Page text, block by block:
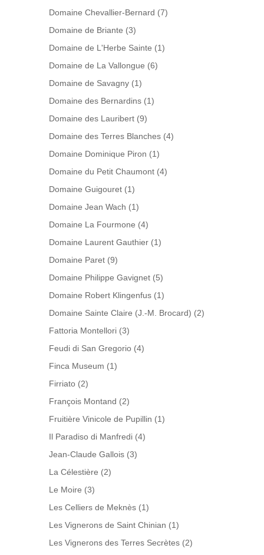
Domaine Chevallier-Bernard (7)
Domaine de Briante (3)
Domaine de L'Herbe Sainte (1)
Domaine de La Vallongue (6)
Domaine de Savagny (1)
Domaine des Bernardins (1)
Domaine des Lauribert (9)
Domaine des Terres Blanches (4)
Domaine Dominique Piron (1)
Domaine du Petit Chaumont (4)
Domaine Guigouret (1)
Domaine Jean Wach (1)
Domaine La Fourmone (4)
Domaine Laurent Gauthier (1)
Domaine Paret (9)
Domaine Philippe Gavignet (5)
Domaine Robert Klingenfus (1)
Domaine Sainte Claire (J.-M. Brocard) (2)
Fattoria Montellori (3)
Feudi di San Gregorio (4)
Finca Museum (1)
Firriato (2)
François Montand (2)
Fruitière Vinicole de Pupillin (1)
Il Paradiso di Manfredi (4)
Jean-Claude Gallois (3)
La Célestière (2)
Le Moire (3)
Les Celliers de Meknès (1)
Les Vignerons de Saint Chinian (1)
Les Vignerons des Terres Secrètes (2)